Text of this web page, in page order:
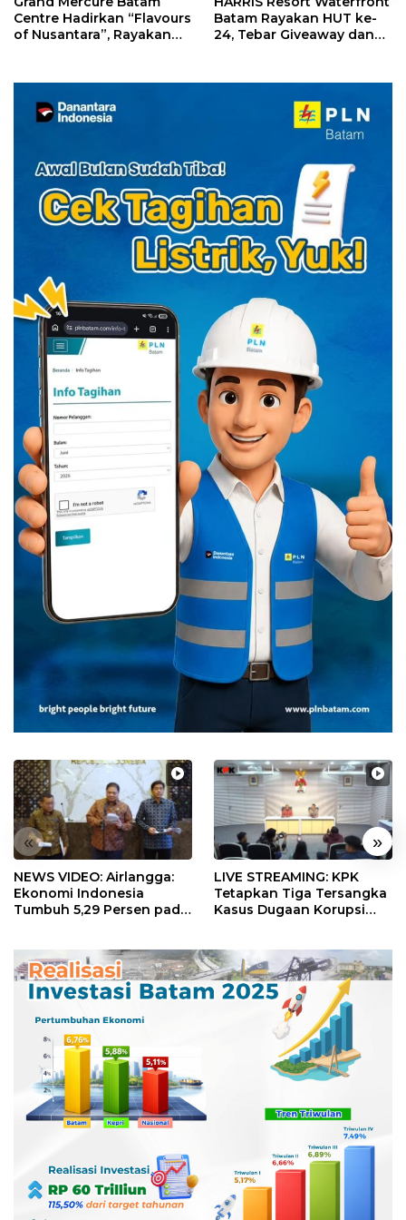
Centre Hadirkan “Flavours
of Nusantara”, Rayakan
Batam Rayakan HUT ke-
24, Tebar Giveaway dan
« »
NEWS VIDEO: Airlangga:
Ekonomi Indonesia
Tumbuh 5,29 Persen pada
LIVE STREAMING: KPK
Tetapkan Tiga Tersangka
Kasus Dugaan Korupsi